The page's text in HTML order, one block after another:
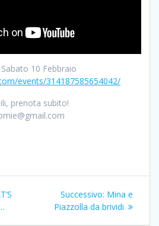
10 Febbraio
events/314187585654042/
prenota subito!
Successivo: Articolo
successivo:
Mina e
Piazzolla da brividi